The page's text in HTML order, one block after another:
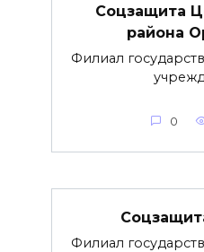
Соцзащита
района
Филиал
0
Филиал